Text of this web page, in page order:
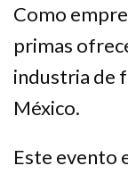
Como
primas
industria de
México.
Este evento